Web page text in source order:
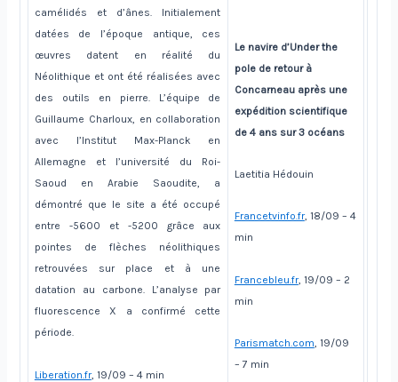
Le navire d’Under the
pole de retour à
Concarneau après une
expédition scientifique
de 4 ans sur 3 océans
Laetitia Hédouin
Francetvinfo.fr, 18/09 – 4
min
Francebleu.fr, 19/09 – 2
min
Parismatch.com, 19/09
– 7 min
camélidés et d’ânes. Initialement
datées de l’époque antique, ces
œuvres datent en réalité du
Néolithique et ont été réalisées avec
des outils en pierre. L’équipe de
Guillaume Charloux, en collaboration
avec l’Institut Max-Planck en
Allemagne et l’université du Roi-
Saoud en Arabie Saoudite, a
démontré que le site a été occupé
entre -5600 et -5200 grâce aux
pointes de flèches néolithiques
retrouvées sur place et à une
datation au carbone. L’analyse par
fluorescence X a confirmé cette
période.
Liberation.fr, 19/09 – 4 min